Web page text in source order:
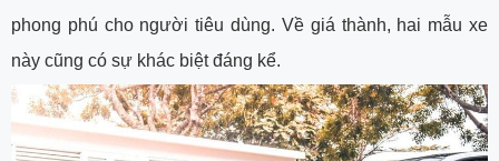
phong phú cho người tiêu dùng. Về giá thành, hai mẫu xe
này cũng có sự khác biệt đáng kể.